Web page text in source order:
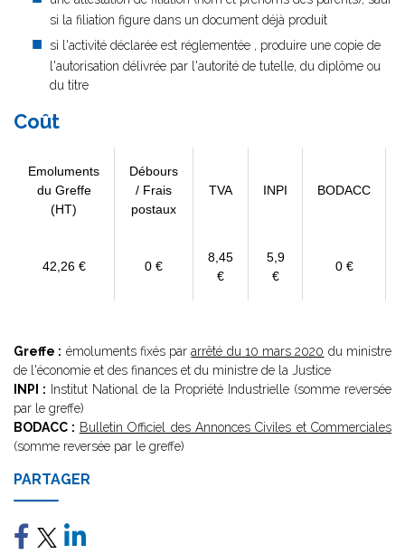
si la filiation figure dans un document déjà produit
si l'activité déclarée est réglementée , produire une copie de
l'autorisation délivrée par l'autorité de tutelle, du diplôme ou
du titre
Coût
Emoluments
du Greffe
(HT)
Débours
/ Frais
postaux
TVA INPI BODACC
42,26 € 0 €
8,45
€
5,9
€
0 €
Greffe : émoluments fixés pararrêté du 10 mars 2020 du ministre
de l'économie et des finances et du ministre de la Justice
INPI : Institut National de la Propriété Industrielle (somme reversée
par le greffe)
BODACC : Bulletin Officiel des Annonces Civiles et Commerciales
(somme reversée par le greffe)
PARTAGER